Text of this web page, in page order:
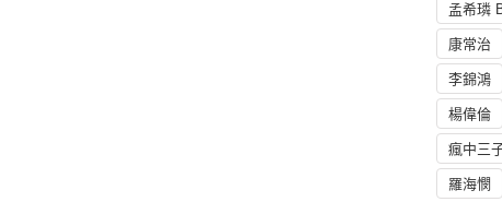
孟希璘
康常治
李錦鴻
楊偉倫
瘋中三
羅海憫